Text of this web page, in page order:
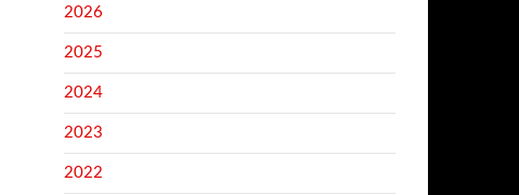
2026
2025
2024
2023
2022